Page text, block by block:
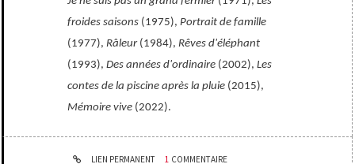
froides saisons (1975),Portrait de famille
(1977),Râleur(1984),Rêves d'éléphant
(1993),Des années d'ordinaire (2002),Les
contes de la piscine après la pluie (2015),
Mémoire vive (2022).
LIEN PERMANENT 1 COMMENTAIRE